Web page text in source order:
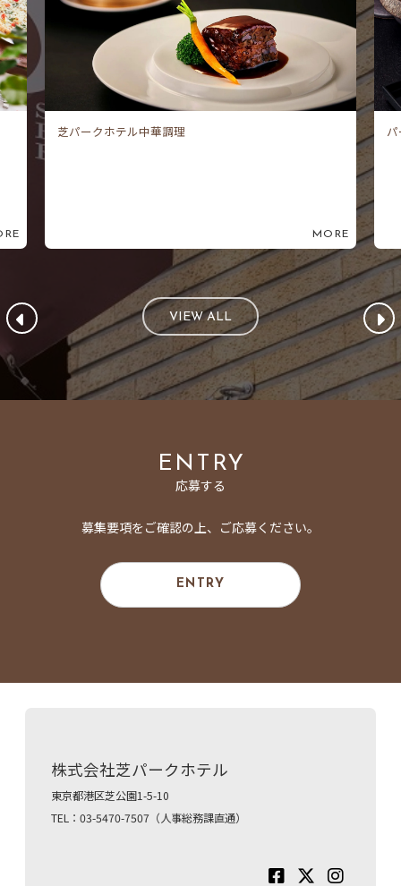
パークホテル東京 和食調理
MORE
VIEW ALL
ENTRY
応募する
募集要項をご確認の上、ご応募ください。
ENTRY
株式会社芝パークホテル
東京都港区芝公園1-5-10
TEL：03-5470-7507（人事総務課直通）